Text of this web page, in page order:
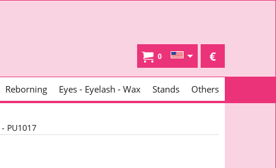
0 €
Reborning Eyes - Eyelash - Wax Stands Others
PU1017